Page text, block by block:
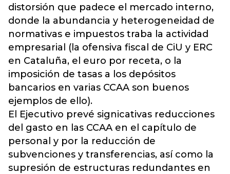
distorsión que padece el mercado interno,
donde la abundancia y heterogeneidad de
normativas e impuestos traba la actividad
empresarial (la ofensiva fiscal de CiU y ERC
en Cataluña, el euro por receta, o la
imposición de tasas a los depósitos
bancarios en varias CCAA son buenos
ejemplos de ello).
El Ejecutivo prevé signicativas reducciones
del gasto en las CCAA en el capítulo de
personal y por la reducción de
subvenciones y transferencias, así como la
supresión de estructuras redundantes en